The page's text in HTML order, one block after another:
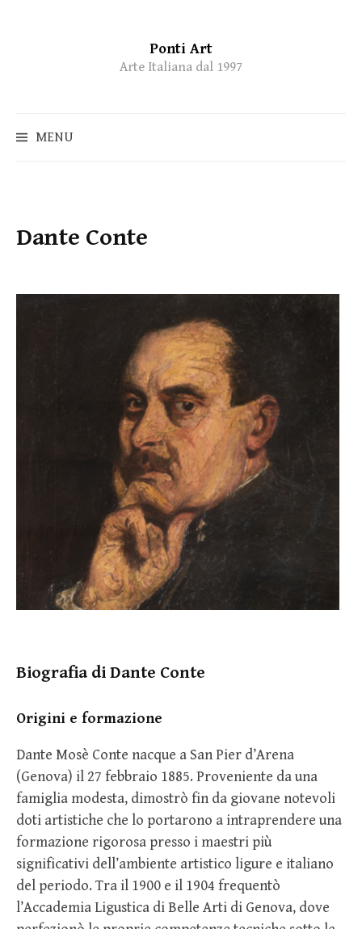
Ponti Art
Arte Italiana dal 1997
MENU
Dante Conte
Biografia di Dante Conte
Origini e formazione
Dante Mosè Conte nacque a San Pier d’Arena
(Genova) il 27 febbraio 1885. Proveniente da una
famiglia modesta, dimostrò fin da giovane notevoli
doti artistiche che lo portarono a intraprendere una
formazione rigorosa presso i maestri più
significativi dell’ambiente artistico ligure e italiano
del periodo. Tra il 1900 e il 1904 frequentò
l’Accademia Ligustica di Belle Arti di Genova, dove